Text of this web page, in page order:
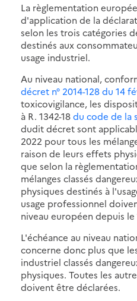
La règlementation
d'application de la
selon les trois catégories
destinés aux
usage industriel.
Au niveau national,
décret n° 2014-128 du 14
toxicovigilance, les
à R. 1342-18du code de la
dudit décret sont
2022 pour tous les
raison de leurs effets
que selon la
mélanges classés
physiques destinés à
usage professionnel
niveau européen depuis le
L'échéance au niveau
concerne donc plus que
industriel classés
physiques. Toutes les
doivent être déclarées.